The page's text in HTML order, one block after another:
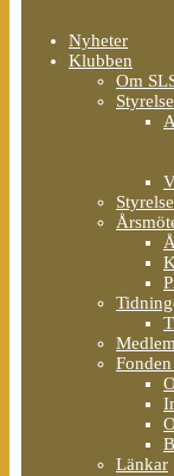
Nyheter
Klubben
Om
Länkar